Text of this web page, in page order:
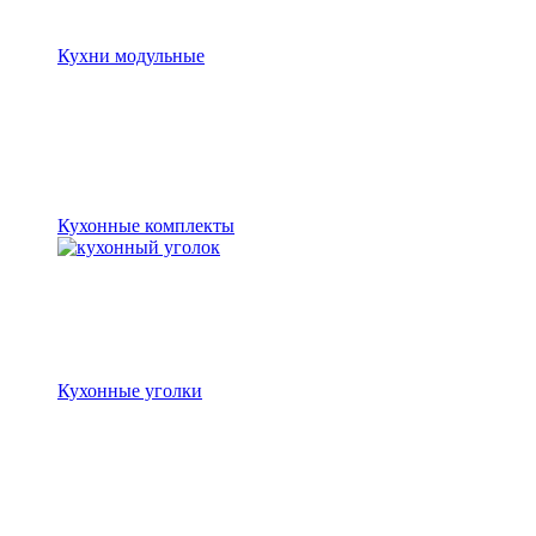
Кухни модульные
Кухонные комплекты
Кухонные уголки